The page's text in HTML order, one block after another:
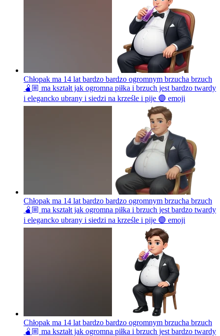
Chłopak ma 14 lat bardzo bardzo ogromnym brzucha brzuch
🫄🏼 ma kształt jak ogromna piłka i brzuch jest bardzo twardy
i elegancko ubrany i siedzi na krześle i pije 🟣 emoji
Chłopak ma 14 lat bardzo bardzo ogromnym brzucha brzuch
🫄🏼 ma kształt jak ogromna piłka i brzuch jest bardzo twardy
i elegancko ubrany i siedzi na krześle i pije 🟣 emoji
Chłopak ma 14 lat bardzo bardzo ogromnym brzucha brzuch
🫄🏼 ma kształt jak ogromna piłka i brzuch jest bardzo twardy